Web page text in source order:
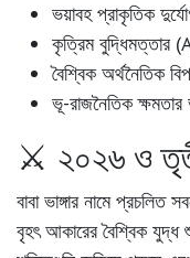
ভয়াবহ প্রাকৃতিক
কৃত্রিম বুদ্ধিমত্তার
বৈশ্বিক অর্থনৈতিক
ভূ-রাজনৈতিক ক্ষমতার
⚔️ ২০২৬ ও
বাবা ভাঙ্গার নামে প্রচলিত
বৃহৎ আকারের বৈশ্বিক যুদ্ধ